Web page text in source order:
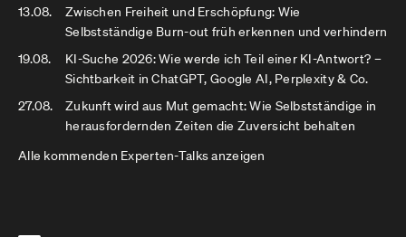
13.08.
Zwischen Freiheit und Erschöpfung: Wie
Selbstständige Burn-out früh erkennen und verhindern
19.08.
KI-Suche 2026: Wie werde ich Teil einer KI-Antwort? –
Sichtbarkeit in ChatGPT, Google AI, Perplexity & Co.
27.08.
Zukunft wird aus Mut gemacht: Wie Selbstständige in
herausfordernden Zeiten die Zuversicht behalten
Alle kommenden Experten-Talks anzeigen